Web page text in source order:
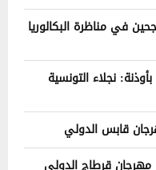
في مناظرة البكالوريا
نجلاء التونسية
قابس الدولي
قرطاج الدولي